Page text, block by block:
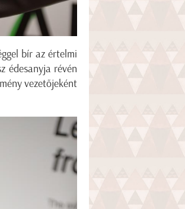
bír az értelmi
édesanyja révén
vezetőjeként